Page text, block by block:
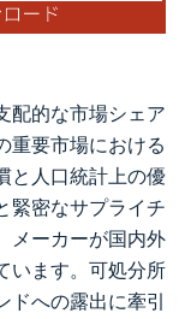
配的な市場シェア
重要市場における
と人口統計上の優
緊密なサプライチ
メーカーが国内外
います。可処分所
ドへの露出に牽引